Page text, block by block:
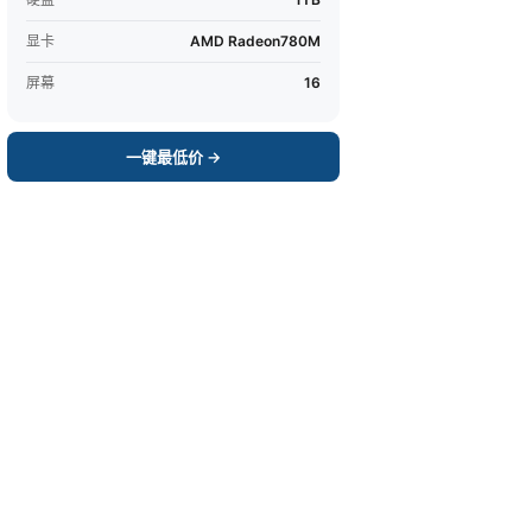
显卡 AMD Radeon780M
屏幕 16
一键最低价 →